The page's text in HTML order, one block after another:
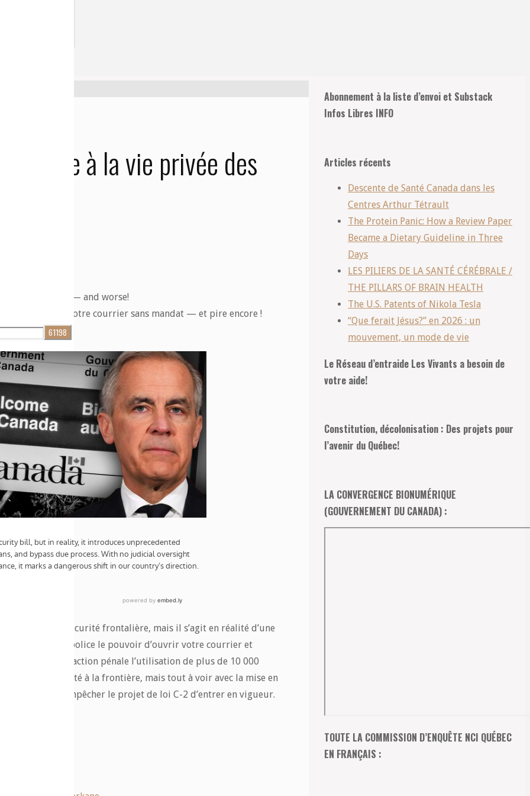
Canadiens!
à la vie privée des
a warrant — and worse!
à ouvrir votre courrier sans mandat — et pire encore !
porter sur la sécurité frontalière, mais il s’agit en réalité d’une
Il donne à la police le pouvoir d’ouvrir votre courrier et
même en infraction pénale l’utilisation de plus de 10 000
la criminalité à la frontière, mais tout à voir avec la mise en
pour empêcher le projet de loi C-2 d’entrer en vigueur.
Abonnement à la liste d’envoi et Substack
Infos Libres INFO
Articles récents
Descente de Santé Canada dans les
Centres Arthur Tétrault
The Protein Panic: How a Review Paper
Became a Dietary Guideline in Three
Days
LES PILIERS DE LA SANTÉ CÉRÉBRALE /
THE PILLARS OF BRAIN HEALTH
The U.S. Patents of Nikola Tesla
“Que ferait Jésus?” en 2026 : un
mouvement, un mode de vie
Le Réseau d’entraide Les Vivants a besoin de
votre aide!
Constitution, décolonisation : Des projets pour
l’avenir du Québec!
LA CONVERGENCE BIONUMÉRIQUE
(GOUVERNEMENT DU CANADA) :
TOUTE LA COMMISSION D’ENQUÊTE NCI QUÉBEC
EN FRANÇAIS :